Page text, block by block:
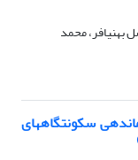
بهنیافر، محمد
سکونتگاههای